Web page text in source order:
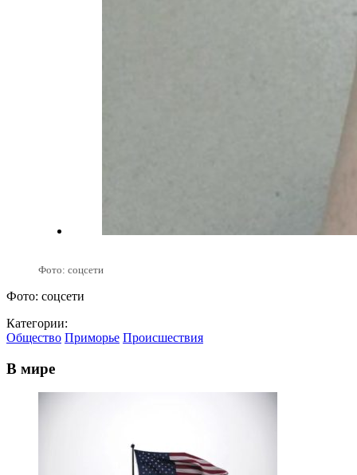
Фото: соцсети
Фото: соцсети
Категории:
Общество Приморье Происшествия
В мире